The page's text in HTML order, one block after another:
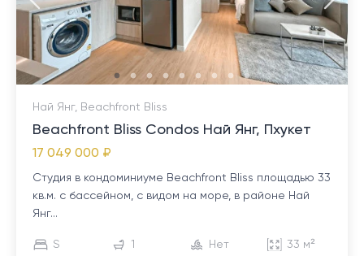
Най Янг, Beachfront Bliss
Beachfront Bliss Condos Най Янг, Пхукет
17 049 000 ₽
Студия в кондоминиуме Beachfront Bliss площадью 33
кв.м. с бассейном, с видом на море, в районе Най
Янг...
S 1 Нет 33 м²